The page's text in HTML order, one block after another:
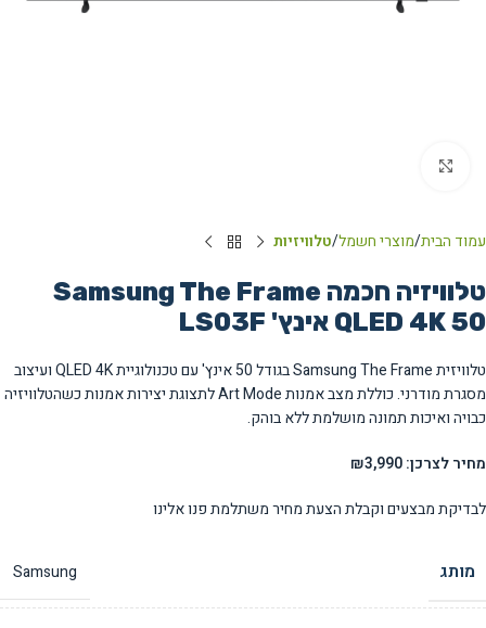
עמוד הבית מוצרי חשמל טלוויזיות
טלוויזיה חכמה Samsung The Frame
QLED 4K 50 אינץ' LS03F
טלוויזית Samsung The Frame בגודל 50 אינץ' עם טכנולוגיית QLED 4K ועיצוב
מסגרת מודרני. כוללת מצב אמנות Art Mode לתצוגת יצירות אמנות כשהטלוויזיה
כבויה ואיכות תמונה מושלמת ללא בוהק.
מחיר לצרכן: ₪3,990
לבדיקת מבצעים וקבלת הצעת מחיר משתלמת פנו אלינו
מותג Samsung